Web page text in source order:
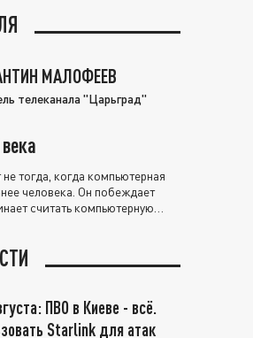
МАЛОФЕЕВ
телеканала "Царьград"
тогда, когда компьютерная
человека. Он побеждает
считать компьютерную
ПВО в Киеве - всё.
Starlink для атак